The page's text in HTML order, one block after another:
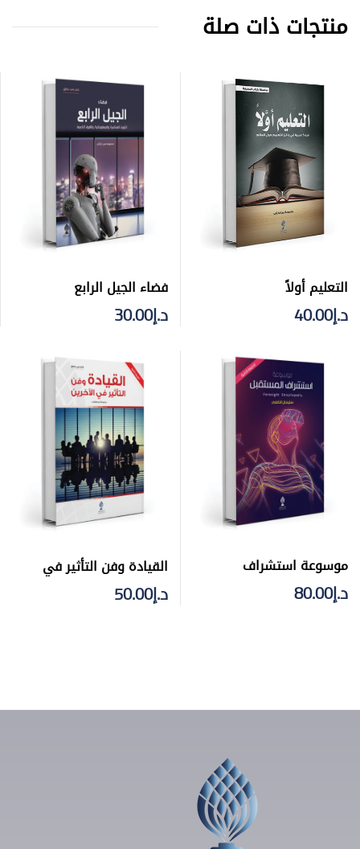
منتجات ذات صلة
التعليم أولاً
د.إ40.00
فضاء الجيل الرابع
د.إ30.00
موسوعة استشراف
المستقبل
د.إ80.00
القيادة وفن التأثير في
الآخرين
د.إ50.00